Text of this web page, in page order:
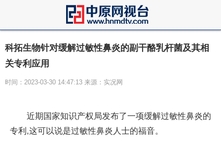
科拓生物针对缓解过敏性鼻炎的副干酪乳杆菌及其相
关专利应用
时间：2023-03-30 14:47:13 来源：实况网
近期国家知识产权局发布了一项缓解过敏性鼻炎的
专利,这可以说是过敏性鼻炎人士的福音。